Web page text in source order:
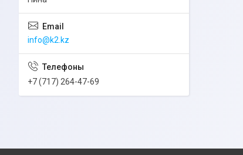
info@k2.kz
+7 (717) 264-47-69